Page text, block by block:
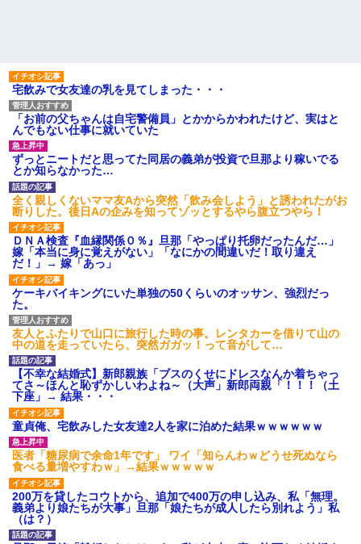
私「初めて飲む味だけどなん
のお茶？」彼「ちっ！」私「」
【GIF】JSのカンチョーワロ
タ
後続車にクラクションを鳴ら
され彼氏が逆切れ。「何クラク
ション鳴らしてんだ！降りてこ
いよ！」と怒鳴りだし...
【衝撃】報酬100万円超の治験
募集がこちらｗｗｗｗｗ(※画像
あり)
【ネット騒然】惨殺されたタ
ワマン頂き女子のこの動画、す
げえええええｗｗｗｗｗｗｗｗ
ｗｗｗ
【愕然】白のクラウン俺氏、
高速道路左車線を制限速度で走
った結果wwwwwwwwwwww
百年の恋12-899 食べた量を
張り合ってくる
【悲報】佐藤輝明・・・２軍
でも盛大にやらかす←あまり悲
しませないでくれ
宅飲みで女友達の乳を見てしまった・・・
「お前の父ちゃんは自宅警備員」とかからかわれたけど、実はと
んでもない仕事に就いていた
ずっとニートだと思ってた同居の義弟が投資で旦那より稼いでる
とか知らなかった…
全く親しくないママ友Aから突然「飲み会しよう」と誘われたがお
断りした。後日Aの企みを知ってゾッとするやら腹立つやら！
ＤＮＡ検査『血縁関係０％』旦那「やっぱり托卵だったんだ…」
嫁「本当に身に覚えがない」「なにかの間違いだ！取り違え
だ！」→ 嫁「あっ」
ケーキバイキングにいた単独の50くらいのオッサン、強烈だっ
た。
友人とふたりで山口に旅行した時の事。レンタカーを借りて山の
中の道を走っていたら、突然ガガッ！って音がして…
【不幸な結婚式】新郎親族「ブスのくせにドレスなんか着ちゃっ
てさ～ほんと恥ずかしいわよね～（大声」新郎両親「！！！（土
下座」→ 結果・・・
童貞俺、宅飲みした女友達2人を家に泊めた結果ｗｗｗｗｗｗ
医者「糖尿病で余命1年です」 ワイ「知らんわｗどうせ死ぬなら
食べる量増やすわｗ」→結果ｗｗｗｗｗ
200万を貸したコウトから、追加で400万の申し込み、私「無理。
義弟より娘たちが大事」旦那「娘たちが成人したら別れよう」私
（は？）